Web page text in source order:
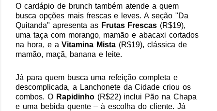
O cardápio de brunch também atende a quem
busca opções mais frescas e leves. A seção "Da
Quitanda" apresenta as Frutas Frescas (R$19),
uma taça com morango, mamão e abacaxi cortados
na hora, e aVitamina Mista (R$19), clássica de
mamão, maçã, banana e leite.
Já para quem busca uma refeição completa e
descomplicada, a Lanchonete da Cidade criou os
combos. O Rapidinho(R$22) inclui Pão na Chapa
e uma bebida quente – à escolha do cliente. Já